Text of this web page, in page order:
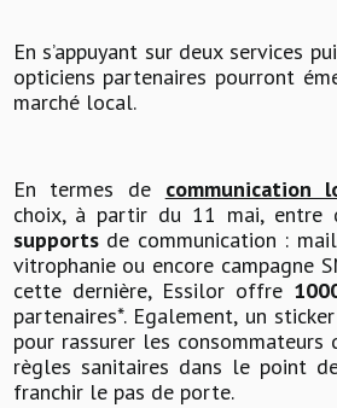
En s’appuyant sur deux services
opticiens partenaires pourront
marché local.
En termes de communication
choix, à partir du 11 mai, entre
supportsde communication :
vitrophanie ou encore campagne
cette dernière, Essilor offre
partenaires*. Egalement, un
pour rassurer les consommateurs
règles sanitaires dans le point
franchir le pas de porte.